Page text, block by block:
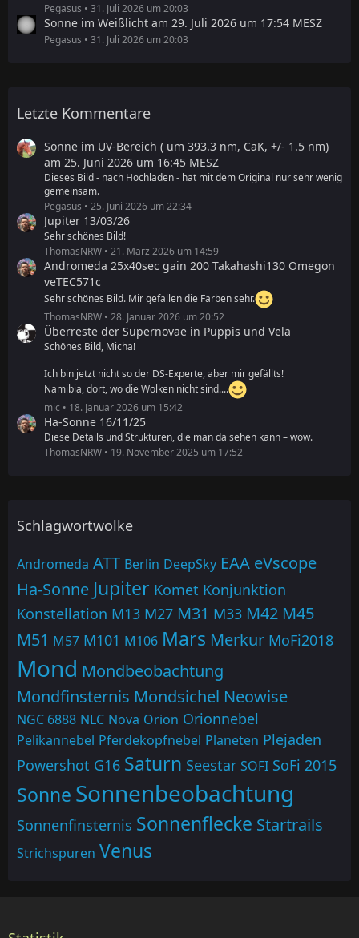
Pegasus 31. Juli 2026 um 20:03
Sonne im Weißlicht am 29. Juli 2026 um 17:54 MESZ
Pegasus 31. Juli 2026 um 20:03
Letzte Kommentare
Sonne im UV-Bereich ( um 393.3 nm, CaK, +/- 1.5 nm)
am 25. Juni 2026 um 16:45 MESZ
Dieses Bild - nach Hochladen - hat mit dem Original nur sehr wenig
gemeinsam.
Pegasus
25. Juni 2026 um 22:34
Jupiter 13/03/26
Sehr schönes Bild!
ThomasNRW
21. März 2026 um 14:59
Andromeda 25x40sec gain 200 Takahashi130 Omegon
veTEC571c
Sehr schönes Bild. Mir gefallen die Farben sehr.
ThomasNRW
28. Januar 2026 um 20:52
Überreste der Supernovae in Puppis und Vela
Schönes Bild, Micha!
Ich bin jetzt nicht so der DS-Experte, aber mir gefällts!
Namibia, dort, wo die Wolken nicht sind....
mic
18. Januar 2026 um 15:42
Ha-Sonne 16/11/25
Diese Details und Strukturen, die man da sehen kann – wow.
ThomasNRW
19. November 2025 um 17:52
Schlagwortwolke
Andromeda ATT Berlin DeepSky EAA eVscope
Ha-Sonne Jupiter Komet Konjunktion
Konstellation M13 M27 M31 M33 M42 M45
M51 M57 M101 M106 Mars Merkur MoFi2018
Mond Mondbeobachtung
Mondfinsternis Mondsichel Neowise
NGC 6888 NLC Nova Orion Orionnebel
Pelikannebel Pferdekopfnebel Planeten Plejaden
Powershot G16 Saturn Seestar SOFI SoFi 2015
Sonne Sonnenbeobachtung
Sonnenfinsternis Sonnenflecke Startrails
Strichspuren Venus